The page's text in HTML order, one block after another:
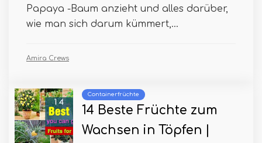
Papaya -Baum anzieht und alles darüber,
wie man sich darum kümmert,...
Amira Crews
Containerfrüchte
14 Beste Früchte zum
Wachsen in Töpfen |